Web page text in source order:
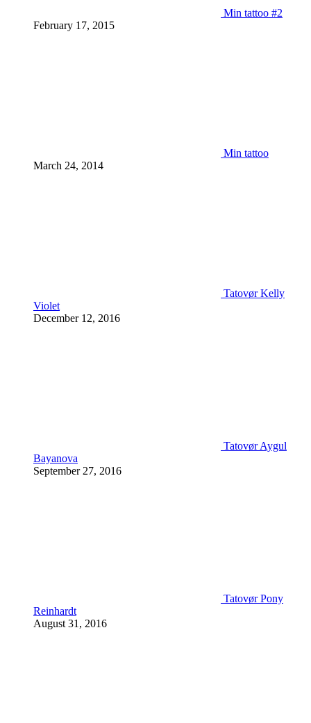
Min tattoo #2
February 17, 2015
Min tattoo
March 24, 2014
Tatovør Kelly
Violet
December 12, 2016
Tatovør Aygul
Bayanova
September 27, 2016
Tatovør Pony
Reinhardt
August 31, 2016